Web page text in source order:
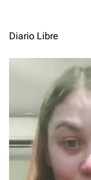
Diario Libre